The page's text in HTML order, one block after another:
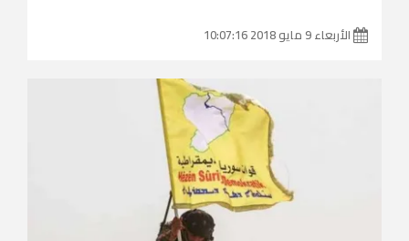
الأربعاء 9 مايو 2018 10:07:16